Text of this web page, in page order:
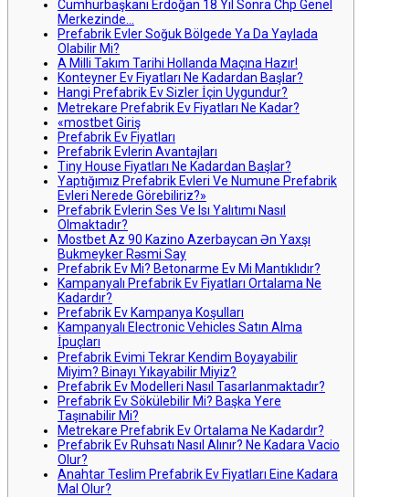
Cumhurbaşkanı Erdoğan 18 Yıl Sonra Chp Genel
Merkezinde…
Prefabrik Evler Soğuk Bölgede Ya Da Yaylada
Olabilir Mi?
A Milli Takım Tarihi Hollanda Maçına Hazır!
Konteyner Ev Fiyatları Ne Kadardan Başlar?
Hangi Prefabrik Ev Sizler İçin Uygundur?
Metrekare Prefabrik Ev Fiyatları Ne Kadar?
«mostbet Giriş
Prefabrik Ev Fiyatları
Prefabrik Evlerin Avantajları
Tiny House Fiyatları Ne Kadardan Başlar?
Yaptığımız Prefabrik Evleri Ve Numune Prefabrik
Evleri Nerede Görebiliriz?»
Prefabrik Evlerin Ses Ve Isı Yalıtımı Nasıl
Olmaktadır?
Mostbet Az 90 Kazino Azerbaycan Ən Yaxşı
Bukmeyker Rəsmi Say
Prefabrik Ev Mi? Betonarme Ev Mi Mantıklıdır?
Kampanyalı Prefabrik Ev Fiyatları Ortalama Ne
Kadardır?
Prefabrik Ev Kampanya Koşulları
Kampanyalı Electronic Vehicles Satın Alma
İpuçları
Prefabrik Evimi Tekrar Kendim Boyayabilir
Miyim? Binayı Yıkayabilir Miyiz?
Prefabrik Ev Modelleri Nasıl Tasarlanmaktadır?
Prefabrik Ev Sökülebilir Mi? Başka Yere
Taşınabilir Mi?
Metrekare Prefabrik Ev Ortalama Ne Kadardır?
Prefabrik Ev Ruhsatı Nasıl Alınır? Ne Kadara Vacio
Olur?
Anahtar Teslim Prefabrik Ev Fiyatları Eine Kadara
Mal Olur?